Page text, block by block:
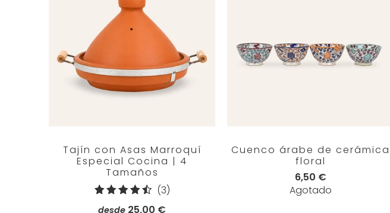
Tajín con Asas Marroquí
Especial Cocina | 4
Tamaños
(3)3
desde 25,00 €
Cuenco árabe de cerámica
floral
6,50 €
Agotado